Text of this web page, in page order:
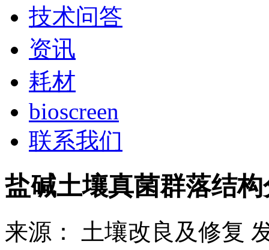
技术问答
资讯
耗材
bioscreen
联系我们
盐碱土壤真菌群落结
来源： 土壤改良及修复